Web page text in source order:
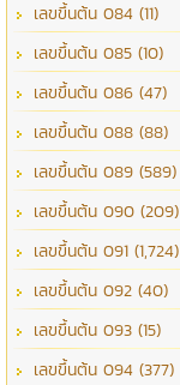
เลขขึ้นต้น 084 (11)
เลขขึ้นต้น 085 (10)
เลขขึ้นต้น 086 (47)
เลขขึ้นต้น 088 (88)
เลขขึ้นต้น 089 (589)
เลขขึ้นต้น 090 (209)
เลขขึ้นต้น 091 (1,724)
เลขขึ้นต้น 092 (40)
เลขขึ้นต้น 093 (15)
เลขขึ้นต้น 094 (377)